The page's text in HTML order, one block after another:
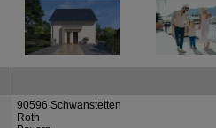
90596 Schwanstetten
Roth